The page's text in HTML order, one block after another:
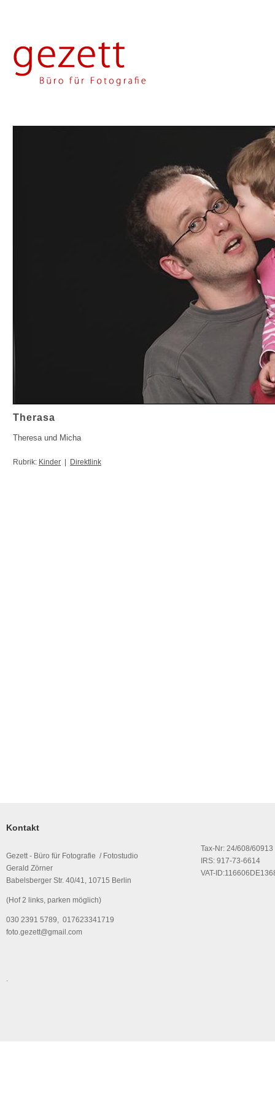
Therasa
Theresa und Micha
Rubrik: Kinder Direktlink
Kontakt
Gezett - Büro für Fotografie / Fotostudio
Gerald Zörner
Babelsberger Str. 40/41, 10715 Berlin
(Hof 2 links, parken möglich)
030 2391 5789, 017623341719
foto.gezett@gmail.com
Tax-Nr: 24/608/60913
IRS: 917-73-6614
VAT-
.